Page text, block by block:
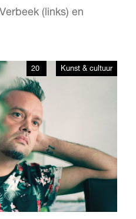
(links) en
20 Kunst & cultuur